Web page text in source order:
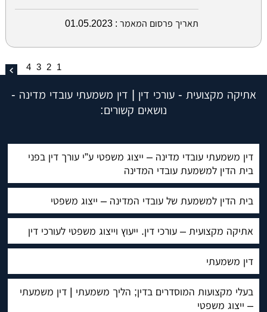
תאריך פרסום המאמר : 01.05.2023
1
2
3
4
אתיקה מקצועית - עורכי דין | דין משמעתי עובדי מדינה -
נושאים קשורים:
דין משמעתי עובדי מדינה – ייצוג משפטי ע”י עורך דין בפני
בית הדין למשמעת עובדי המדינה
בית הדין למשמעת של עובדי המדינה – ייצוג משפטי
אתיקה מקצועית – עורכי דין. ייעוץ וייצוג משפטי לעורכי דין
דין משמעתי
בעלי מקצועות המוסדרים בדין; הליך משמעתי | דין משמעתי
– ייצוג משפטי